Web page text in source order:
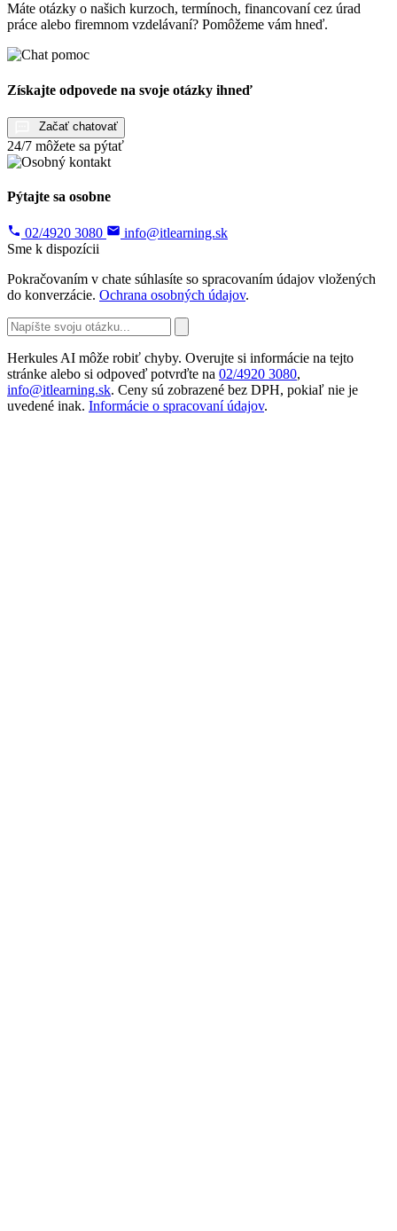
Máte otázky o našich kurzoch, termínoch, financovaní cez úrad
práce alebo firemnom vzdelávaní? Pomôžeme vám hneď.
Získajte odpovede na svoje otázky ihneď
Začať chatovať
24/7 môžete sa pýtať
Pýtajte sa osobne
02/4920 3080
info@itlearning.sk
Sme k dispozícii
Pokračovaním v chate súhlasíte so spracovaním údajov vložených
do konverzácie. Ochrana osobných údajov.
Herkules AI môže robiť chyby. Overujte si informácie na tejto
stránke alebo si odpoveď potvrďte na 02/4920 3080,
info@itlearning.sk. Ceny sú zobrazené bez DPH, pokiaľ nie je
uvedené inak. Informácie o spracovaní údajov.